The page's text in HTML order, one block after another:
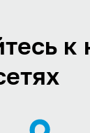
к